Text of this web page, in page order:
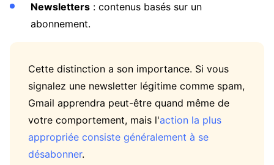
Newsletters : contenus basés sur un
abonnement.
Cette distinction a son importance. Si vous
signalez une newsletter légitime comme spam,
Gmail apprendra peut-être quand même de
votre comportement, mais l'action la plus
appropriée consiste généralement à se
désabonner.